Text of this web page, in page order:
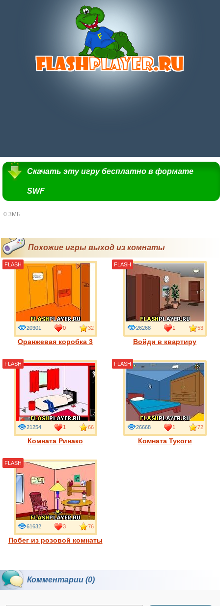
Скачать эту игру бесплатно в формате
SWF
0.3МБ
Похожие игры выход из комнаты
Оранжевая коробка 3
20301 0 32
FLASH
Войди в квартиру
26268 1 53
FLASH
Комната Ринако
21254 1 66
FLASH
Комната Тукоги
26668 1 72
FLASH
Побег из розовой комнаты
61632 3 76
FLASH
Комментарии (0)